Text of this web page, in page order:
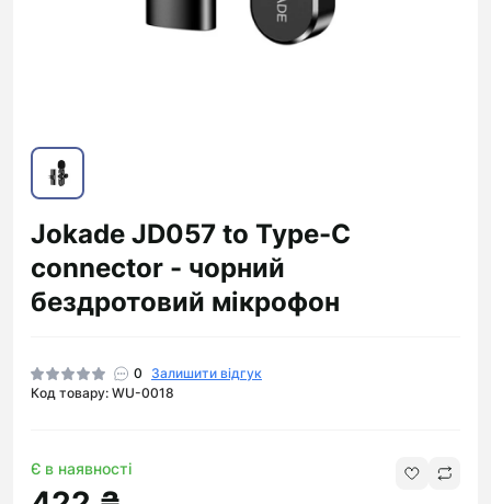
Jokade JD057 to Type-C
connector - чорний
бездротовий мікрофон
0
Залишити відгук
Код товару: WU-0018
Є в наявності